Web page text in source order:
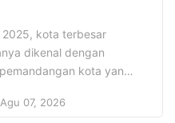
kota terbesar
dikenal dengan
kota yang
Surabaya semakin
Agu 07, 2026